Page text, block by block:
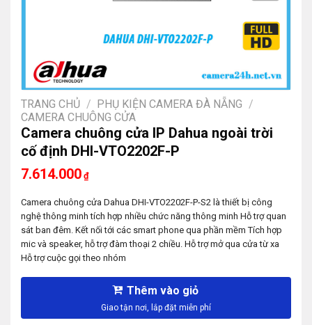
TRANG CHỦ / PHỤ KIỆN CAMERA ĐÀ NẴNG /
CAMERA CHUÔNG CỬA
Camera chuông cửa IP Dahua ngoài trời
cố định DHI-VTO2202F-P
7.614.000 ₫
Camera chuông cửa Dahua DHI-VTO2202F-P-S2 là thiết bị công
nghệ thông minh tích hợp nhiều chức năng thông minh Hỗ trợ quan
sát ban đêm. Kết nối tới các smart phone qua phần mềm Tích hợp
mic và speaker, hỗ trợ đàm thoại 2 chiều. Hỗ trợ mở qua cửa từ xa
Hỗ trợ cuộc gọi theo nhóm
Thêm vào giỏ